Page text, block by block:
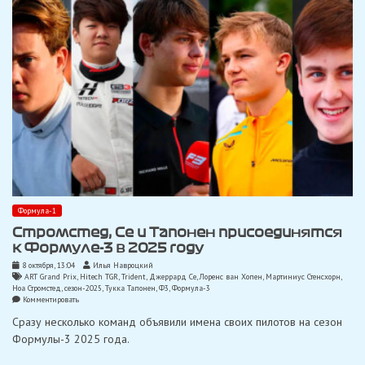
Формула-1
Стромстед, Се и Тапонен присоединятся
к Формуле-3 в 2025 году
8 октября, 13:04
Илья Навроцкий
ART Grand Prix, Hitech TGR,Trident, Джеррард Се,Лоренс ван Хопен, Мартиниус Стенсхорн
Ноа Стромстед,сезон-2025,Тукка Тапонен,Ф3,Формула-3
Комментироватьon
Се
и
Тапонен
Сразу несколько команд объявили имена своих пилотов на сезон
Формулы-3 2025 года.